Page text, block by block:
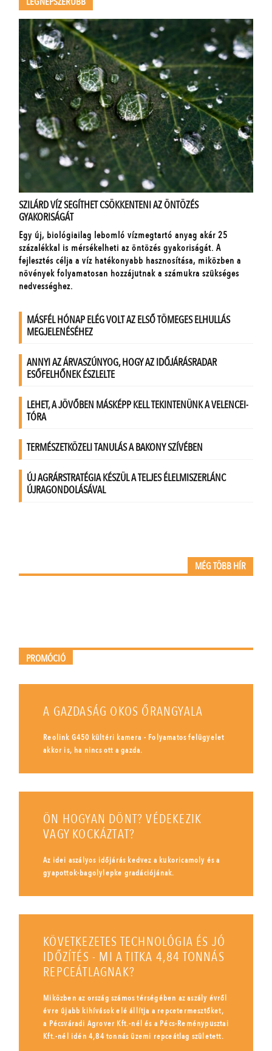
MÉG TÖBB HÍR
PROMÓCIÓ
A GAZDASÁG OKOS ŐRANGYALA
Reolink G450 kültéri kamera - Folyamatos felügyelet
akkor is, ha nincs ott a gazda.
ÖN HOGYAN DÖNT? VÉDEKEZIK
VAGY KOCKÁZTAT?
Az idei aszályos időjárás kedvez a kukoricamoly és a
gyapottok-bagolylepke gradációjának.
KÖVETKEZETES TECHNOLÓGIA ÉS JÓ
IDŐZÍTÉS - MI A TITKA 4,84 TONNÁS
REPCEÁTLAGNAK?
Miközben az ország számos térségében az aszály évről
évre újabb kihívások elé állítja a repcetermesztőket,
a Pécsváradi Agrover Kft.-nél és a Pécs-Reménypusztai
Kft.-nél idén 4,84 tonnás üzemi repceátlag született.